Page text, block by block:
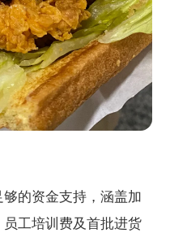
的资金支持，涵盖加
工培训费及首批进货